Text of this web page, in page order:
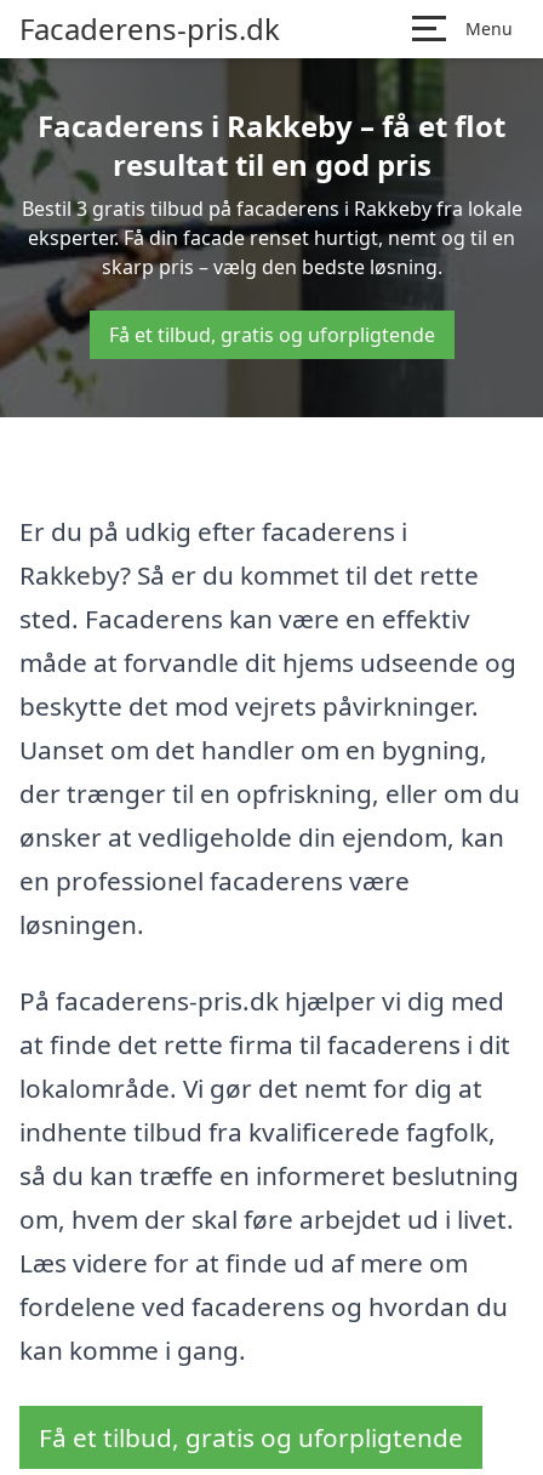
Facaderens-pris.dk Menu
Facaderens i Rakkeby – få et flot
resultat til en god pris
Bestil 3 gratis tilbud på facaderens i Rakkeby fra lokale
eksperter. Få din facade renset hurtigt, nemt og til en
skarp pris – vælg den bedste løsning.
Få et tilbud, gratis og uforpligtende
Er du på udkig efter facaderens i
Rakkeby? Så er du kommet til det rette
sted. Facaderens kan være en effektiv
måde at forvandle dit hjems udseende og
beskytte det mod vejrets påvirkninger.
Uanset om det handler om en bygning,
der trænger til en opfriskning, eller om du
ønsker at vedligeholde din ejendom, kan
en professionel facaderens være
løsningen.
På facaderens-pris.dk hjælper vi dig med
at finde det rette firma til facaderens i dit
lokalområde. Vi gør det nemt for dig at
indhente tilbud fra kvalificerede fagfolk,
så du kan træffe en informeret beslutning
om, hvem der skal føre arbejdet ud i livet.
Læs videre for at finde ud af mere om
fordelene ved facaderens og hvordan du
kan komme i gang.
Få et tilbud, gratis og uforpligtende